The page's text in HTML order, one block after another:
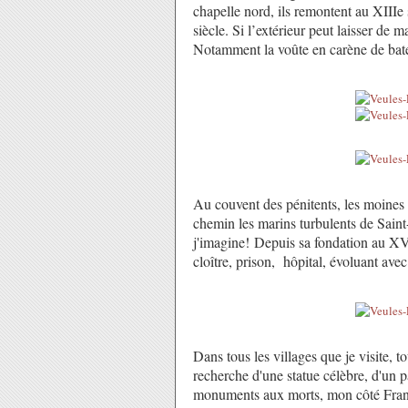
chapelle nord, ils remontent au
siècle. Si l’extérieur peut laisser de
Notamment la voûte en carène de
Au couvent des pénitents, les
chemin les marins turbulents de
j'imagine! Depuis sa fondation au
cloître, prison, hôpital, évoluant
Dans tous les villages que je visite,
recherche d'une statue célèbre, d'un
monuments aux morts, mon côté